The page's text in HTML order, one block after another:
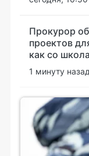
Прокурор
проектов
как со
1 минуту назад